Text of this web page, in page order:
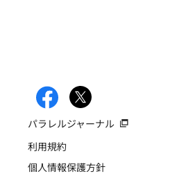
パラレルジャーナル
利用規約
個人情報保護方針